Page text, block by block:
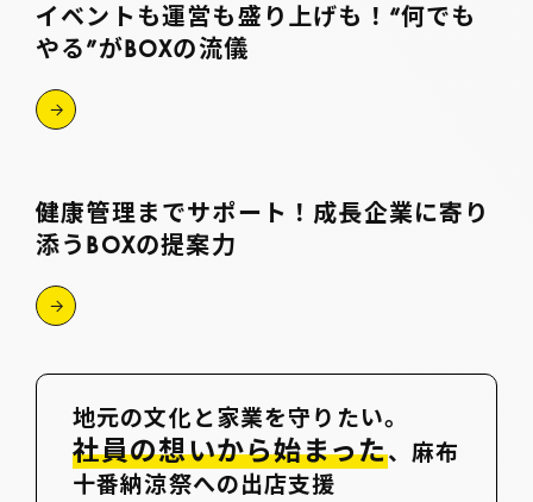
イベントも運営も盛り上げも！“何でも
やる”がBOXの流儀
健康管理までサポート！成長企業に寄り
添うBOXの提案力
地元の文化と家業を守りたい。
社員の想いから始まった、麻布
十番納涼祭への出店支援